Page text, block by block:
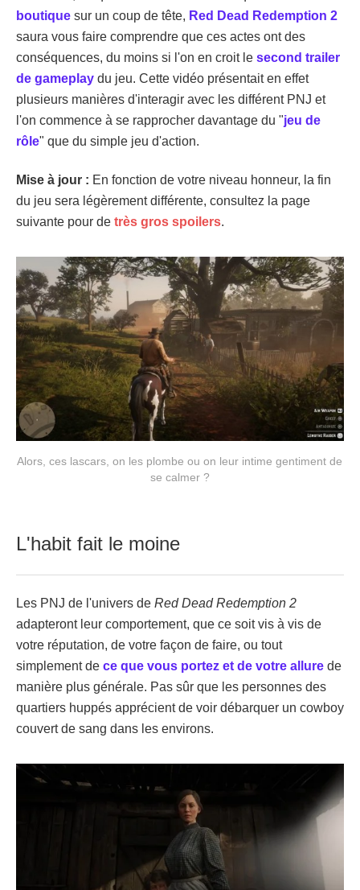
boutique sur un coup de tête, Red Dead Redemption 2
saura vous faire comprendre que ces actes ont des
conséquences, du moins si l'on en croit le second trailer
de gameplay du jeu. Cette vidéo présentait en effet
plusieurs manières d'interagir avec les différent PNJ et
l'on commence à se rapprocher davantage du "jeu de
rôle" que du simple jeu d'action.
Mise à jour : En fonction de votre niveau honneur, la fin
du jeu sera légèrement différente, consultez la page
suivante pour de très gros spoilers.
Alors, ces lascars, on les plombe ou on leur intime gentiment de
se calmer ?
L'habit fait le moine
Les PNJ de l'univers de Red Dead Redemption 2
adapteront leur comportement, que ce soit vis à vis de
votre réputation, de votre façon de faire, ou tout
simplement de ce que vous portez et de votre allure de
manière plus générale. Pas sûr que les personnes des
quartiers huppés apprécient de voir débarquer un cowboy
couvert de sang dans les environs.